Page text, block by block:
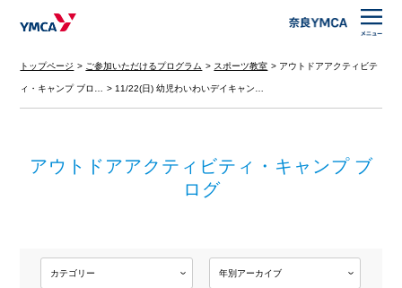
トップページ ご参加いただけるプログラム スポーツ教室 アウトドアアクティビテ
ィ・キャンプ ブロ… 11/22(日) 幼児わいわいデイキャン…
アウトドアアクティビティ・キャンプ ブ
ログ